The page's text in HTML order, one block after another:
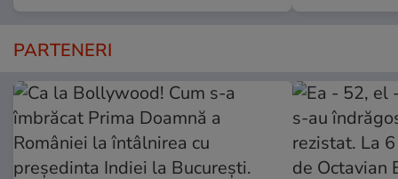
PARTENERI